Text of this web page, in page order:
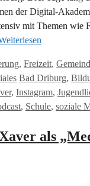
der Digital-
mit Themen wie
, Freizeit,
Schlagwörter
Bad Driburg,
, Instagram,
, Schule, soziale
als